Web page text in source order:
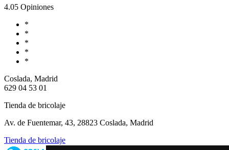
4.05 Opiniones
*
*
*
*
*
Coslada, Madrid
629 04 53 01
Tienda de bricolaje
Av. de Fuentemar, 43, 28823 Coslada, Madrid
Tienda de bricolaje